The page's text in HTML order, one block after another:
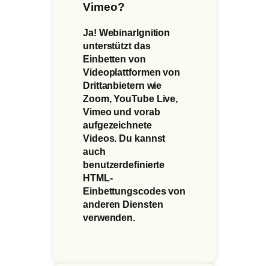
Vimeo?
Ja! WebinarIgnition
unterstützt das
Einbetten von
Videoplattformen von
Drittanbietern wie
Zoom, YouTube Live,
Vimeo und vorab
aufgezeichnete
Videos. Du kannst
auch
benutzerdefinierte
HTML-
Einbettungscodes von
anderen Diensten
verwenden.